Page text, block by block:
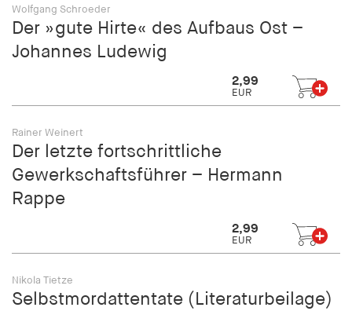
Wolfgang Schroeder
Der »gute Hirte« des Aufbaus Ost –
Johannes Ludewig
2,99
EUR
Rainer Weinert
Der letzte fortschrittliche
Gewerkschaftsführer – Hermann
Rappe
2,99
EUR
Nikola Tietze
Selbstmordattentate (Literaturbeilage)
Anbieter:
hamburger-edition.de
Cookie Laufzeit: